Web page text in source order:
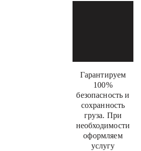
Гарантируем
100%
безопасность и
сохранность
груза. При
необходимости
оформляем
услугу